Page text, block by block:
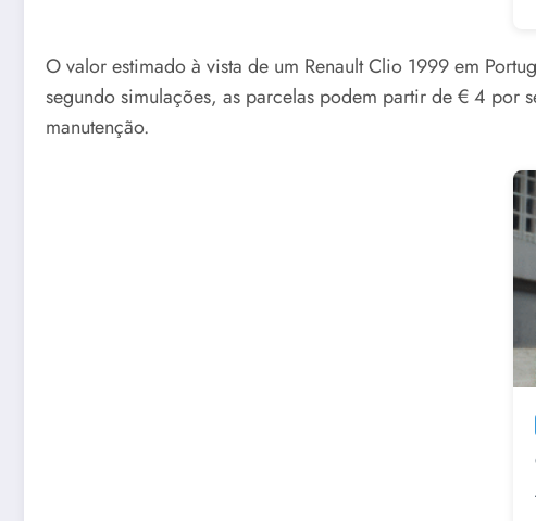
O valor estimado à vista de um Renault Clio 1999 em
segundo simulações, as parcelas podem partir de € 4 por
manutenção.